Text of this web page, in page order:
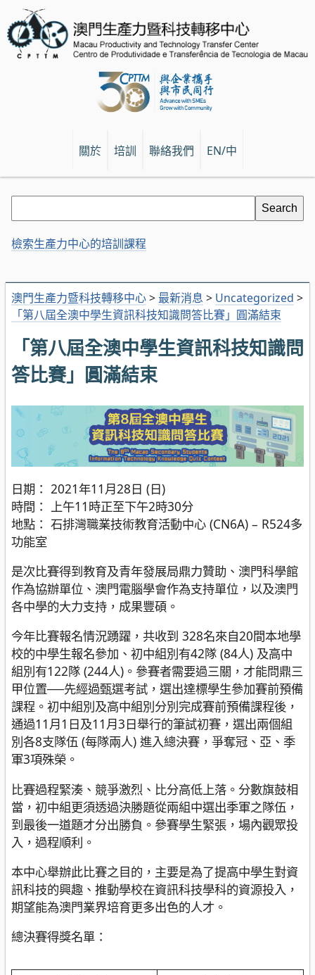
關於 培訓 聯絡我們 EN/中
澳門生產力暨科技轉移中心> 最新消息 > Uncategorized >
「第八屆全澳中學生資訊科技知識問答比賽」圓滿結束
「第八屆全澳中學生資訊科技知識問
答比賽」圓滿結束
日期： 2021年11月28日 (日)
時間： 上午11時正至下午2時30分
地點： 石排灣職業技術教育活動中心 (CN6A) – R524多
功能室
是次比賽得到教育及青年發展局鼎力贊助、澳門科學館
作為協辦單位、澳門電腦學會作為支持單位，以及澳門
各中學的大力支持，成果豐碩。
今年比賽報名情況踴躍，共收到 328名來自20間本地學
校的中學生報名參加、初中組別有42隊 (84人) 及高中
組別有122隊 (244人)。參賽者需要過三關，才能問鼎三
甲位置──先經過甄選考試，選出達標學生參加賽前預備
課程。初中組別及高中組別分別完成賽前預備課程後，
通過11月1日及11月3日舉行的筆試初賽，選出兩個組
別各8支隊伍 (每隊兩人) 進入總決賽，爭奪冠、亞、季
軍3項殊榮。
比賽過程緊湊、競爭激烈、比分高低上落。分數旗鼓相
當，初中組更須透過決勝題從兩組中選出季軍之隊伍，
到最後一道題才分出勝負。參賽學生緊張，場內觀眾投
入，過程順利。
本中心舉辦此比賽之目的，主要是為了提高中學生對資
訊科技的興趣、推動學校在資訊科技學科的資源投入，
期望能為澳門業界培育更多出色的人才。
總決賽得獎名單：
檢索生產力中心的培訓課程